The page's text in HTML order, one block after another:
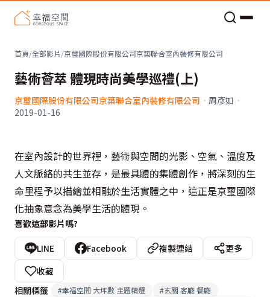
首頁/全部影片/京璽國際股份有限公司京築聯合室內裝修有限公司
藝術薈萃 體現時尚美學巡禮(上)
京璽國際股份有限公司京築聯合室內裝修有限公司 · 周彥如 ·
2019-01-16
在室內設計的世界裡，藝術與空間的光影、空氣、溫度及
人文脈絡的共生並存，是最具體的集體創作，將深刻的生
命里程予以描繪並相融於生活實體之中，這正是京璽國際
化抽象意念為美學生活的體現。
喜歡這部影片嗎?
LINE Facebook 複製連結
更多
收藏
相關標籤
#幸福空間 大坪數 主題精選 #玄關 客廳 餐廳